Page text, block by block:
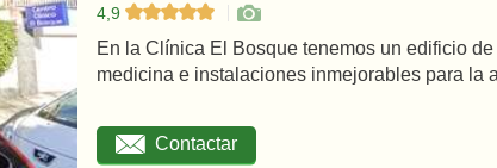
4,9
En la Clínica El Bosque tenemos un edificio
medicina e instalaciones inmejorables para la
Contactar